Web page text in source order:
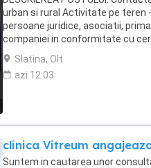
urban si rural Activitate pe teren
persoane juridice, asociatii,
companiei in conformitate cu
Semnarea contractelor de energie
Slatina, Olt
azi 12:03
clinica Vitreum
Suntem in cautarea unor